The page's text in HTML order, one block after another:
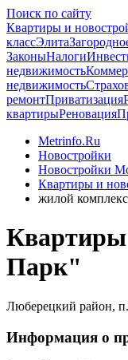
Поиск по сайту
Квартиры и
классЭлита
ЗаконыНалоги
недвижимость
недвижимость
ремонтПриватизация
квартирыРеновация
Metrinfo.Ru
Новостройки
Новостройки
Квартиры и
жилой
Парк"
Люберецкий район,
Информация о